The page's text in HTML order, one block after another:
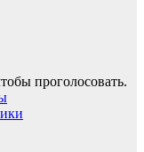
проголосовать.